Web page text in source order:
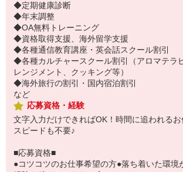
◆定期健康診断
◆年末調整
◆OA無料トレーニング
◆資格取得支援、海外留学支援
◆各種通信教育講座・英会話スクール割引
◆各種カルチャースクール割引（アロマテラ
レンジメント、クッキング等）
◆海外旅行の割引・国内宿泊割引
など
応募資格・経験
文字入力だけできればOK！時間に追われるお
スピードも不要♪
■応募資格■
●コツコツのお仕事希望の方●落ち着いた環境